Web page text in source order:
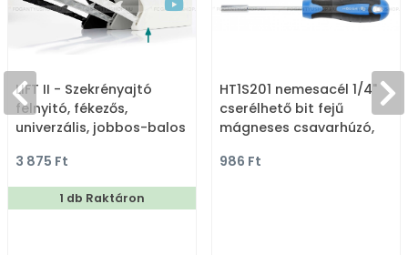
LIFT II - Szekrényajtó
felnyitó, fékezős,
univerzális, jobbos-balos
3 875 Ft
1 db Raktáron
HT1S201 nemesacél 1/4"
cserélhető bit fejű
mágneses csavarhúzó,
986 Ft